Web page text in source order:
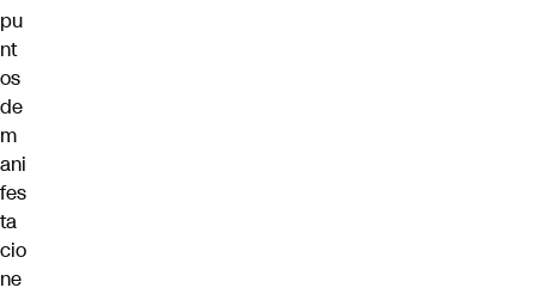
pu
nt
os
de
m
ani
fes
ta
cio
ne